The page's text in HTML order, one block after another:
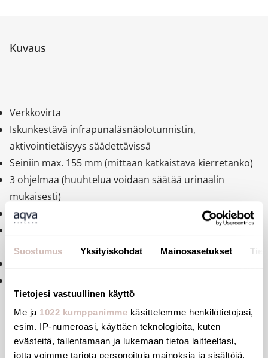
Suostumus Yksityiskohdat Mainosasetukset
Tietojesi vastuullinen käyttö
Me ja 1022 kumppanimme käsittelemme henkilötietojasi,
esim. IP-numeroasi, käyttäen teknologioita, kuten
evästeitä, tallentamaan ja lukemaan tietoa laitteeltasi,
jotta voimme tarjota personoituja mainoksia ja sisältöjä,
Kuvaus
Verkkovirta
Iskunkestävä infrapunaläsnäolotunnistin,
aktivointietäisyys säädettävissä
Seiniin max. 155 mm (mittaan katkaistava kierretanko)
3 ohjelmaa (huuhtelua voidaan säätää urinaalin
mukaisesti)
Virtausnopeus 0,3l/s (3 bar), säädettävissä
Virtausaika 3 sekuntia, säädettävissä 3-12 sekunnin
välille
Hygieeninen: ei kosketusta
Seinän läpi asennus